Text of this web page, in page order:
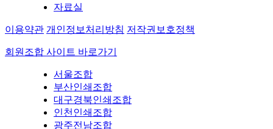
자료실
이용약관 개인정보처리방침 저작권보호정책
회원조합 사이트 바로가기
서울조합
부산인쇄조합
대구경북인쇄조합
인천인쇄조합
광주전남조합